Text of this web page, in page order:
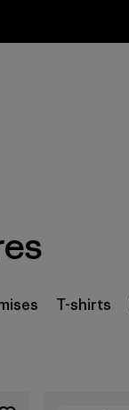
T-shirts